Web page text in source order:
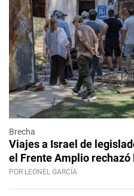
Brecha
Viajes a Israel de
el Frente Amplio
POR LEONEL GARCÍA